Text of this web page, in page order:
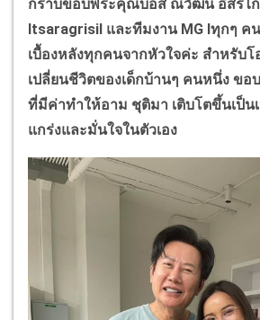
กราบขอบพระคุณบอส ณวัฒน์ อิสรไ
Itsaragrisil และทีมงานMG Iทุกๆ คน
เบื้องหลังทุกคนจากหัวใจค่ะ สำหรับ
เปลี่ยนชีวิตของเด็กบ้านๆ คนหนึ่ง ขอ
ที่มีค่าทำให้อาม ชุติมา เติบโตขึ้นเป็น
แกร่งและมั่นใจในตัวเอง